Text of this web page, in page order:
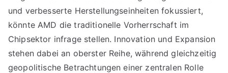
und verbesserte Herstellungseinheiten fokussiert,
könnte AMD die traditionelle Vorherrschaft im
Chipsektor infrage stellen. Innovation und Expansion
stehen dabei an oberster Reihe, während gleichzeitig
geopolitische Betrachtungen einer zentralen Rolle